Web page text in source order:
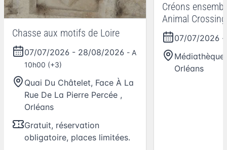
Chasse aux motifs de Loire
07/07/2026 - 28/08/2026 - A
10h00 (+3)
Quai Du Châtelet, Face À La
Rue De La Pierre Percée ,
Orléans
Gratuit, réservation
obligatoire, places limitées.
Créons
Animal
Horizons !
07/07/2026 -
Orléans